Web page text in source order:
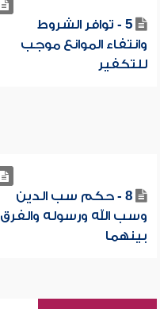
5 - توافر الشروط
وانتفاء الموانع موجب
للتكفير
8 - حكم سب الدين
وسب الله ورسوله والفرق
بينهما